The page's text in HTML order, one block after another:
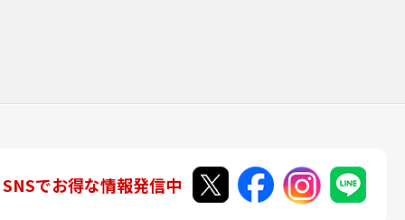
SNSでお得な情報発信中